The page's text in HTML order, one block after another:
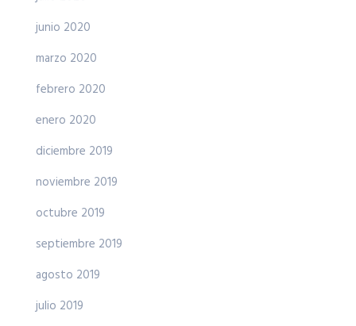
junio 2020
marzo 2020
febrero 2020
enero 2020
diciembre 2019
noviembre 2019
octubre 2019
septiembre 2019
agosto 2019
julio 2019